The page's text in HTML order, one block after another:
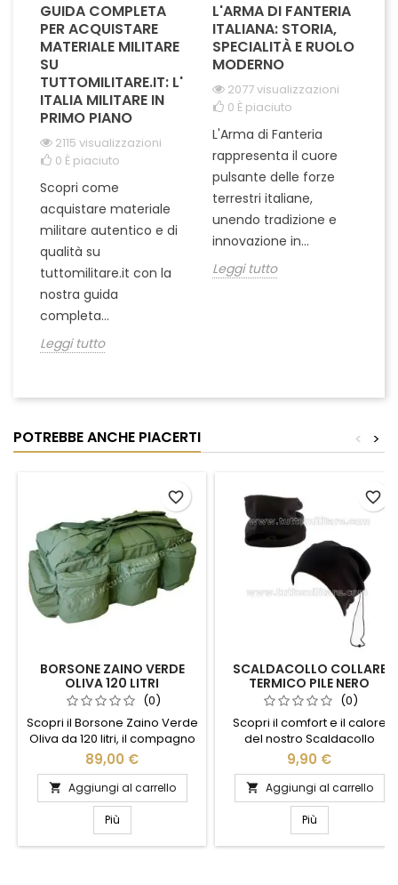
GUIDA COMPLETA
PER ACQUISTARE
MATERIALE MILITARE
SU
TUTTOMILITARE.IT: L'
ITALIA MILITARE IN
PRIMO PIANO
2115 visualizzazioni
0 È piaciuto
Scopri come
acquistare materiale
militare autentico e di
qualità su
tuttomilitare.it con la
nostra guida
completa...
Leggi tutto
L'ARMA DI FANTERIA
ITALIANA: STORIA,
SPECIALITÀ E RUOLO
MODERNO
2077 visualizzazioni
0 È piaciuto
L'Arma di Fanteria
rappresenta il cuore
pulsante delle forze
terrestri italiane,
unendo tradizione e
innovazione in...
Leggi tutto
POTREBBE ANCHE PIACERTI >
<
BORSONE ZAINO VERDE
OLIVA 120 LITRI
(0)
Scopri il Borsone Zaino Verde
Oliva da 120 litri, il compagno
ideale per le tue avventure.
Realizzato con materiali
resistenti e impermeabili,
offre ampio spazio per tutto
ciò di cui hai bisogno. Le
cinghie regolabili e imbottite
garantiscono comfort
89,00 €
 Aggiungi al carrello
Più
favorite_border
SCALDACOLLO COLLARE
TERMICO PILE NERO
(0)
Scopri il comfort e il calore
del nostro Scaldacollo
Collare Termico in Pile Nero.
Perfetto per le fredde
giornate invernali, questo
accessorio versatile ti
avvolge in un abbraccio
morbido e accogliente.
Realizzato in pile di alta
9,90 €
 Aggiungi al carrello
Più
favorite_border